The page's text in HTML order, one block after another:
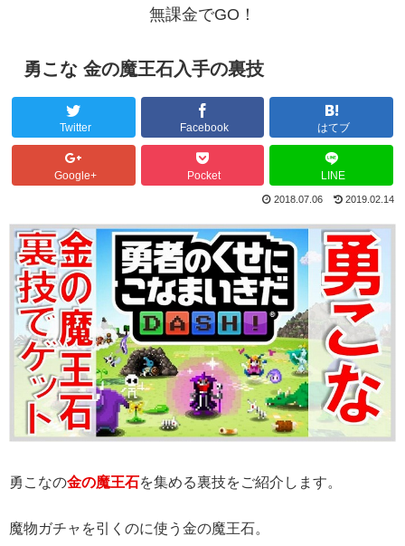
無課金でGO！
勇こな 金の魔王石入手の裏技
Twitter Facebook はてブ
Google+ Pocket LINE
2018.07.06 2019.02.14
勇こなの金の魔王石を集める裏技をご紹介します。
魔物ガチャを引くのに使う金の魔王石。